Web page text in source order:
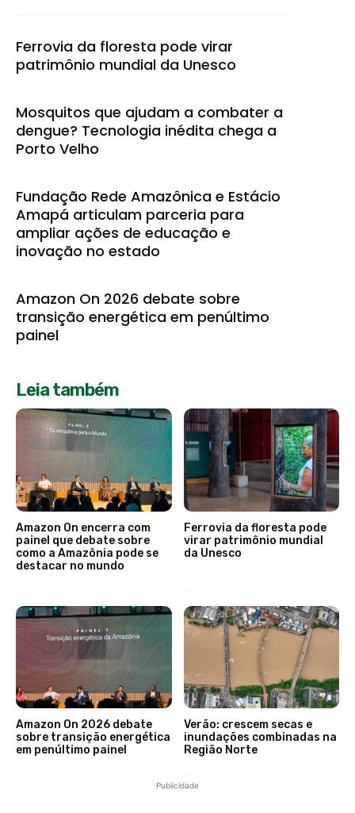
Ferrovia da floresta pode virar
patrimônio mundial da Unesco
Mosquitos que ajudam a combater a
dengue? Tecnologia inédita chega a
Porto Velho
Fundação Rede Amazônica e Estácio
Amapá articulam parceria para
ampliar ações de educação e
inovação no estado
Amazon On 2026 debate sobre
transição energética em penúltimo
painel
Leia também
Amazon On encerra com
painel que debate sobre
como a Amazônia pode se
destacar no mundo
Ferrovia da floresta pode
virar patrimônio mundial
da Unesco
Amazon On 2026 debate
sobre transição energética
em penúltimo painel
Verão: crescem secas e
inundações combinadas na
Região Norte
Publicidade